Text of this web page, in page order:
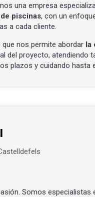
una empresa
piscinas, con un
a cada cliente.
nos permite abordar la
del proyecto, atendiendo
plazos y cuidando hasta
Somos especialistas